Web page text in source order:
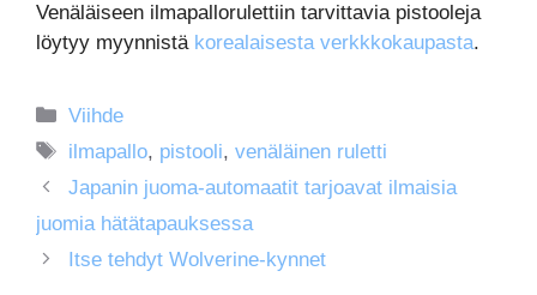
Venäläiseen ilmapallorulettiin tarvittavia pistooleja
löytyy myynnistä korealaisesta verkkkokaupasta.
Kategoriat
Viihde
Avainsanat
ilmapallo, pistooli,venäläinen ruletti
Japanin juoma-automaatit tarjoavat ilmaisia
juomia hätätapauksessa
Itse tehdyt Wolverine-kynnet